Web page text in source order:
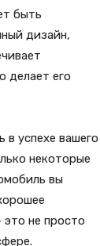
быть
дизайн,
делает его
в успехе вашего
некоторые
вы
не просто